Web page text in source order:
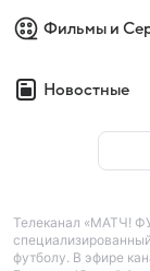
Фильмы и
Новостные
Телеканал «МАТЧ!
футболу. В эфире